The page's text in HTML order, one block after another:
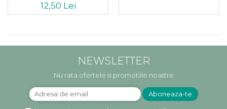
12,50 Lei
NEWSLETTER
Nu rata ofertele si promotiile noastre